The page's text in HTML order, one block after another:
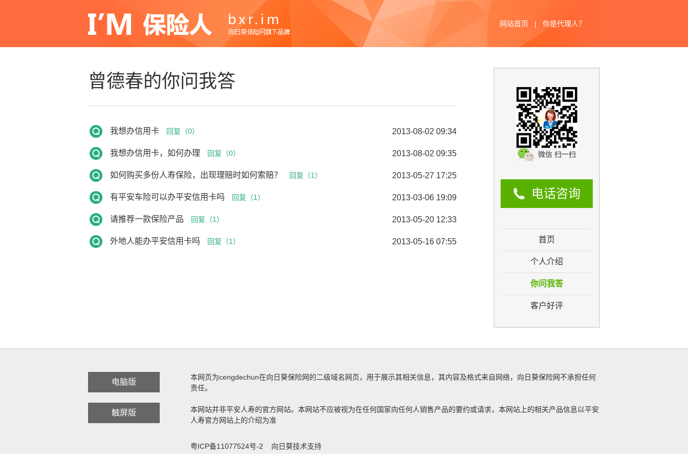
网站首页 | 你是代理人？
曾德春的你问我答
我想办信用卡 回复（0） 2013-08-02 09:34
我想办信用卡，如何办理 回复（0） 2013-08-02 09:35
如何购买多份人寿保险，出现理赔时如何索赔？ 回复（1） 2013-05-27 17:25
有平安车险可以办平安信用卡吗 回复（1） 2013-03-06 19:09
请推荐一款保险产品 回复（1） 2013-05-20 12:33
外地人能办平安信用卡吗 回复（1） 2013-05-16 07:55
微信 扫一扫
电话咨询
首页
个人介绍
你问我答
客户好评
电脑版
触屏版
本网页为cengdechun在向日葵保险网的二级域名网页，用于展示其相关信息，其内容及格式来自网络，向日葵保险网不承担任何
责任。
本网站并非平安人寿的官方网站。本网站不应被视为在任何国家向任何人销售产品的要约或请求，本网站上的相关产品信息以平安
人寿官方网站上的介绍为准
粤ICP备11077524号-2 向日葵技术支持